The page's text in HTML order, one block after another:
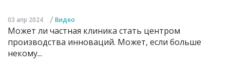
03 апр 2024 / Видео
Может ли частная клиника стать центром
производства инноваций. Может, если больше
некому...